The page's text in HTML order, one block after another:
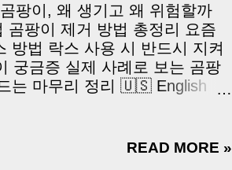
팡이, 왜 생기고 왜 위험할까
곰팡이 제거 방법 총정리 요즘
방법 락스 사용 시 반드시 지켜
궁금증 실제 사례로 보는 곰팡
는 마무리 정리 🇺🇸 English
Tips When Using Bleach
READ MORE »